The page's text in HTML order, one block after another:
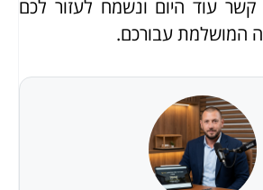
קשר עוד היום ונשמח לעזור לכם
המושלמת עבורכם.